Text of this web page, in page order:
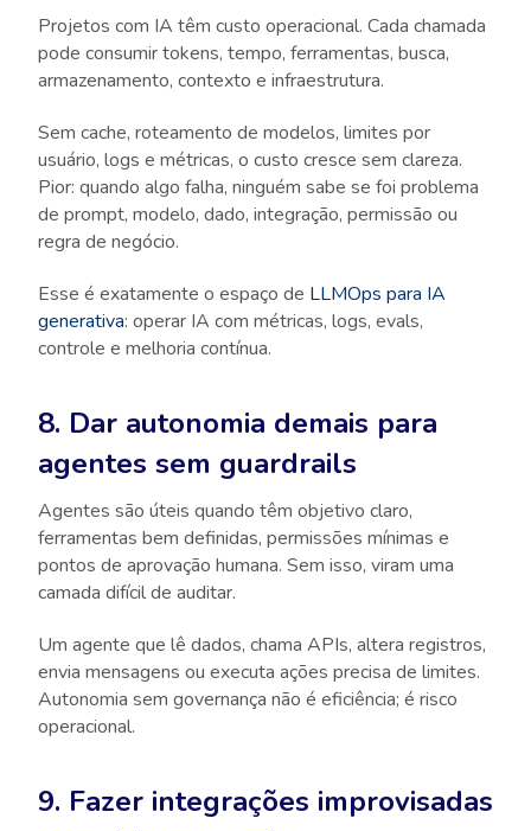
Projetos com IA têm custo operacional. Cada chamada
pode consumir tokens, tempo, ferramentas, busca,
armazenamento, contexto e infraestrutura.
Sem cache, roteamento de modelos, limites por
usuário, logs e métricas, o custo cresce sem clareza.
Pior: quando algo falha, ninguém sabe se foi problema
de prompt, modelo, dado, integração, permissão ou
regra de negócio.
Esse é exatamente o espaço de LLMOps para IA
generativa: operar IA com métricas, logs, evals,
controle e melhoria contínua.
8. Dar autonomia demais para
agentes sem guardrails
Agentes são úteis quando têm objetivo claro,
ferramentas bem definidas, permissões mínimas e
pontos de aprovação humana. Sem isso, viram uma
camada difícil de auditar.
Um agente que lê dados, chama APIs, altera registros,
envia mensagens ou executa ações precisa de limites.
Autonomia sem governança não é eficiência; é risco
operacional.
9. Fazer integrações improvisadas